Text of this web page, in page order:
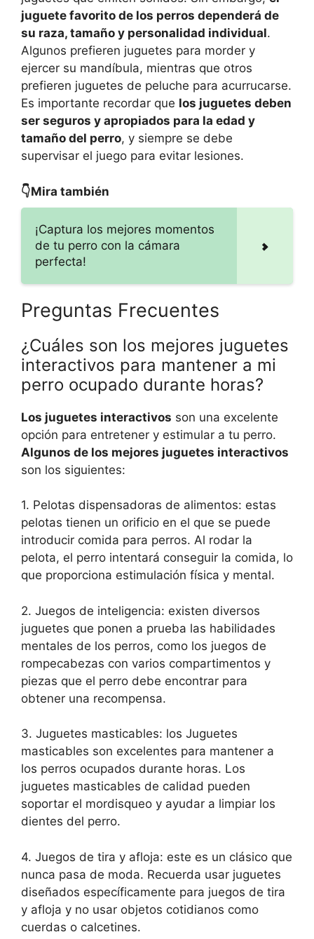
juguete favorito de los perros dependerá de
su raza, tamaño y personalidad individual.
Algunos prefieren juguetes para morder y
ejercer su mandíbula, mientras que otros
prefieren juguetes de peluche para acurrucarse.
Es importante recordar que los juguetes deben
ser seguros y apropiados para la edad y
tamaño del perro, y siempre se debe
supervisar el juego para evitar lesiones.
👇Mira también
¡Captura los mejores momentos
de tu perro con la cámara
perfecta!
Preguntas Frecuentes
¿Cuáles son los mejores juguetes
interactivos para mantener a mi
perro ocupado durante horas?
Los juguetes interactivos son una excelente
opción para entretener y estimular a tu perro.
Algunos de los mejores juguetes interactivos
son los siguientes:
1. Pelotas dispensadoras de alimentos: estas
pelotas tienen un orificio en el que se puede
introducir comida para perros. Al rodar la
pelota, el perro intentará conseguir la comida, lo
que proporciona estimulación física y mental.
2. Juegos de inteligencia: existen diversos
juguetes que ponen a prueba las habilidades
mentales de los perros, como los juegos de
rompecabezas con varios compartimentos y
piezas que el perro debe encontrar para
obtener una recompensa.
3. Juguetes masticables: los Juguetes
masticables son excelentes para mantener a
los perros ocupados durante horas. Los
juguetes masticables de calidad pueden
soportar el mordisqueo y ayudar a limpiar los
dientes del perro.
4. Juegos de tira y afloja: este es un clásico que
nunca pasa de moda. Recuerda usar juguetes
diseñados específicamente para juegos de tira
y afloja y no usar objetos cotidianos como
cuerdas o calcetines.